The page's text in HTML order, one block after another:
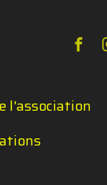
l'association